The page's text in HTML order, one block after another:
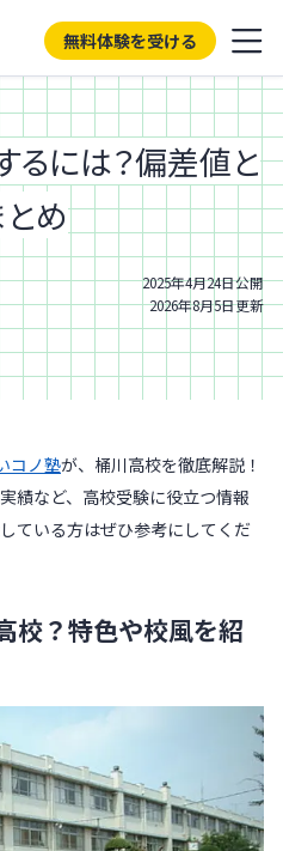
無料体験を受ける
には？偏差値と
め
2025年4月24日公開
2026年8月5日更新
コノ塾が、桶川高校を徹底解説！
績など、高校受験に役立つ情報
ている方はぜひ参考にしてくだ
校？特色や校風を紹